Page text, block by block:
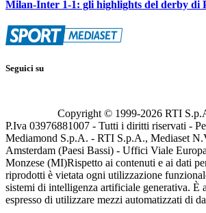
Milan-Inter 1-1: gli highlights del derby di
Seguici su
Copyright © 1999-2026 RTI
P.Iva 03976881007 - Tutti i diritti riservati -
Mediamond S.p.A. - RTI S.p.A., Mediaset
Amsterdam (Paesi Bassi) - Uffici Viale
Monzese (MI)Rispetto ai contenuti e ai dati
riprodotti è vietata ogni utilizzazione
sistemi di intelligenza artificiale generativa. È
espresso di utilizzare mezzi automatizzati di